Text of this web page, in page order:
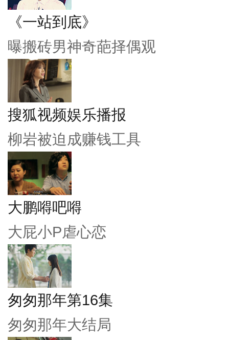
《一站到底》
曝搬砖男神奇葩择偶观
搜狐视频娱乐播报
柳岩被迫成赚钱工具
大鹏嘚吧嘚
大屁小P虐心恋
匆匆那年第16集
匆匆那年大结局